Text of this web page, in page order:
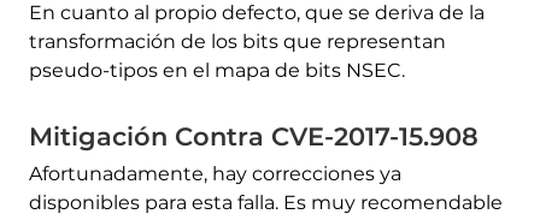
En cuanto al propio defecto, que se deriva de la
transformación de los bits que representan
pseudo-tipos en el mapa de bits NSEC.
Mitigación Contra CVE-2017-15.908
Afortunadamente, hay correcciones ya
disponibles para esta falla. Es muy recomendable